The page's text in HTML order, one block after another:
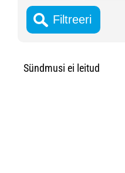
Sündmusi ei leitud